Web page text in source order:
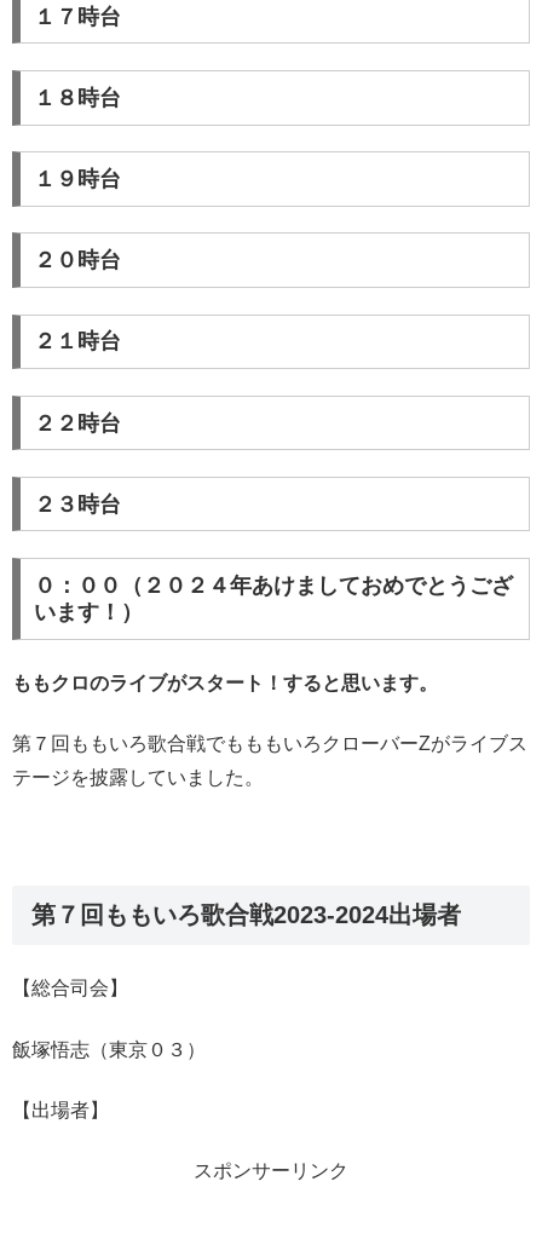
１７時台
１８時台
１９時台
２０時台
２１時台
２２時台
２３時台
０：００（２０２４年あけましておめでとうござ
います！）
ももクロのライブがスタート！すると思います。
第７回ももいろ歌合戦でもももいろクローバーZがライブス
テージを披露していました。
第７回ももいろ歌合戦2023-2024出場者
【総合司会】
飯塚悟志（東京０３）
【出場者】
スポンサーリンク